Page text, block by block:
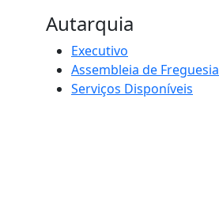
Autarquia
Executivo
Assembleia de Freguesia
Serviços Disponíveis